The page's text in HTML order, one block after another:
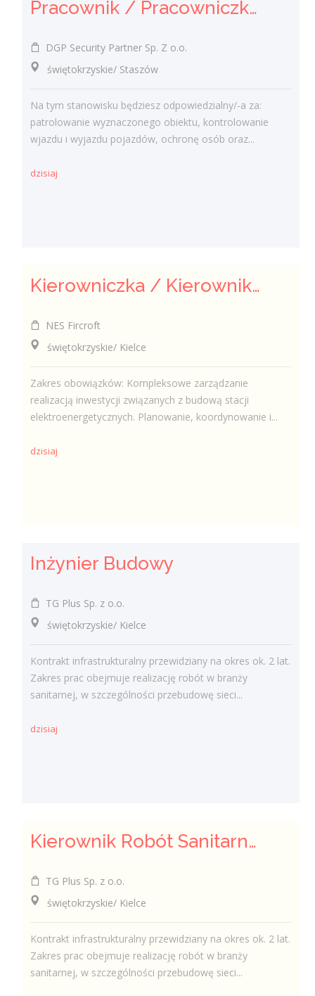
Pracownik / Pracowniczka Ochrony z Pozwoleniem na Broń
DGP Security Partner Sp. Z o.o.
świętokrzyskie/ Staszów
Na tym stanowisku będziesz odpowiedzialny/-a za:
patrolowanie wyznaczonego obiektu, kontrolowanie
wjazdu i wyjazdu pojazdów, ochronę osób oraz...
dzisiaj
Kierowniczka / Kierownik projektu – Elektroenergetyka
NES Fircroft
świętokrzyskie/ Kielce
Zakres obowiązków: Kompleksowe zarządzanie
realizacją inwestycji związanych z budową stacji
elektroenergetycznych. Planowanie, koordynowanie i...
dzisiaj
Inżynier Budowy
TG Plus Sp. z o.o.
świętokrzyskie/ Kielce
Kontrakt infrastrukturalny przewidziany na okres ok. 2 lat.
Zakres prac obejmuje realizację robót w branży
sanitarnej, w szczególności przebudowę sieci...
dzisiaj
Kierownik Robót Sanitarnych
TG Plus Sp. z o.o.
świętokrzyskie/ Kielce
Kontrakt infrastrukturalny przewidziany na okres ok. 2 lat.
Zakres prac obejmuje realizację robót w branży
sanitarnej, w szczególności przebudowę sieci...